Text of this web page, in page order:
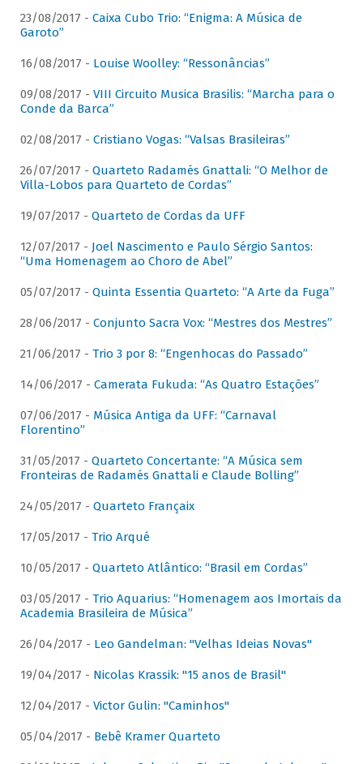
23/08/2017 - Caixa Cubo Trio: “Enigma: A Música de
Garoto”
16/08/2017 - Louise Woolley: “Ressonâncias”
09/08/2017 - VIII Circuito Musica Brasilis: “Marcha para o
Conde da Barca”
02/08/2017 - Cristiano Vogas: “Valsas Brasileiras”
26/07/2017 - Quarteto Radamés Gnattali: “O Melhor de
Villa-Lobos para Quarteto de Cordas”
19/07/2017 - Quarteto de Cordas da UFF
12/07/2017 - Joel Nascimento e Paulo Sérgio Santos:
“Uma Homenagem ao Choro de Abel”
05/07/2017 - Quinta Essentia Quarteto: “A Arte da Fuga”
28/06/2017 - Conjunto Sacra Vox: “Mestres dos Mestres”
21/06/2017 - Trio 3 por 8: “Engenhocas do Passado”
14/06/2017 - Camerata Fukuda: “As Quatro Estações”
07/06/2017 - Música Antiga da UFF: “Carnaval
Florentino”
31/05/2017 - Quarteto Concertante: “A Música sem
Fronteiras de Radamés Gnattali e Claude Bolling”
24/05/2017 - Quarteto Françaix
17/05/2017 - Trio Arqué
10/05/2017 - Quarteto Atlântico: “Brasil em Cordas”
03/05/2017 - Trio Aquarius: “Homenagem aos Imortais da
Academia Brasileira de Música”
26/04/2017 - Leo Gandelman: "Velhas Ideias Novas"
19/04/2017 - Nicolas Krassik: "15 anos de Brasil"
12/04/2017 - Victor Gulin: "Caminhos"
05/04/2017 - Bebê Kramer Quarteto